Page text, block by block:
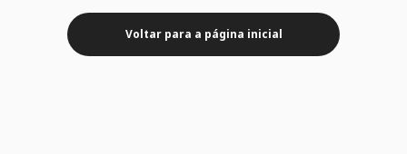
Voltar para a página inicial